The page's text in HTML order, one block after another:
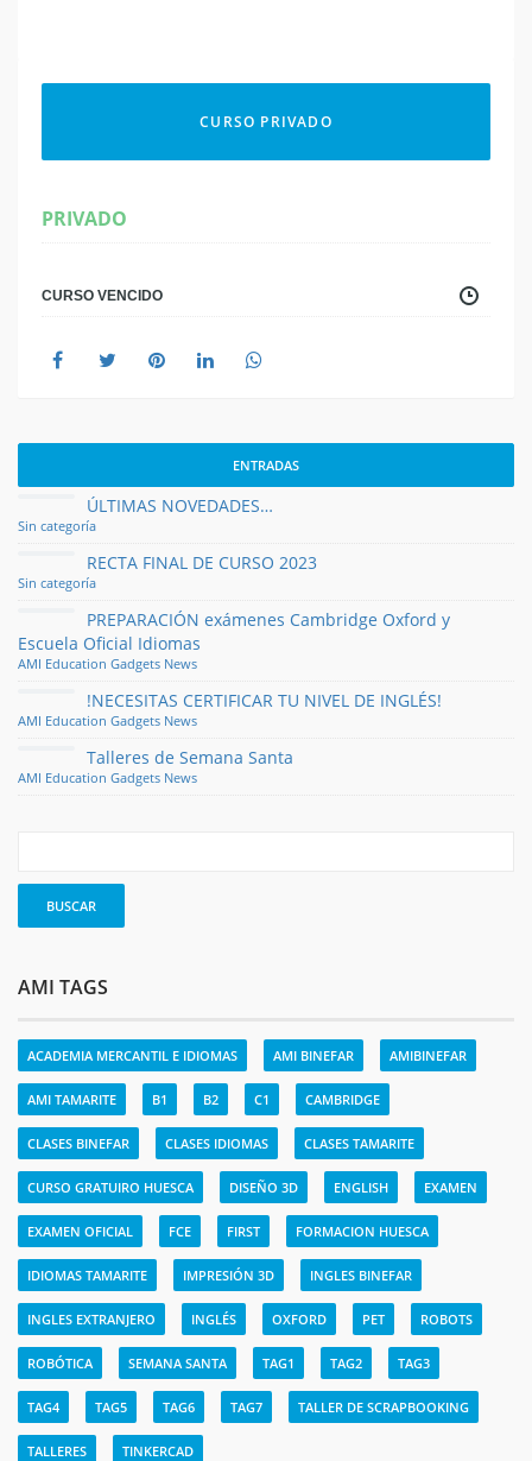
CURSO PRIVADO
PRIVADO
CURSO VENCIDO
ENTRADAS
ÚLTIMAS NOVEDADES…
Sin categoría
RECTA FINAL DE CURSO 2023
Sin categoría
PREPARACIÓN exámenes Cambridge Oxford y
Escuela Oficial Idiomas
AMI Education Gadgets News
!NECESITAS CERTIFICAR TU NIVEL DE INGLÉS!
AMI Education Gadgets News
Talleres de Semana Santa
AMI Education Gadgets News
AMI TAGS
ACADEMIA MERCANTIL E IDIOMAS AMI BINEFAR AMIBINEFAR
AMI TAMARITE B1 B2 C1 CAMBRIDGE
CLASES BINEFAR CLASES IDIOMAS CLASES TAMARITE
CURSO GRATUIRO HUESCA DISEÑO 3D ENGLISH EXAMEN
EXAMEN OFICIAL FCE FIRST FORMACION HUESCA
IDIOMAS TAMARITE IMPRESIÓN 3D INGLES BINEFAR
INGLES EXTRANJERO INGLÉS OXFORD PET ROBOTS
ROBÓTICA SEMANA SANTA TAG1 TAG2 TAG3
TAG4 TAG5 TAG6 TAG7 TALLER DE SCRAPBOOKING
TALLERES TINKERCAD